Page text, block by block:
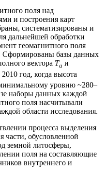
поля над
и построения карт
систематизированы и
дальнейшей обработки
геомагнитного поля
Сформированы базы данных
вектора Ta и
2010 год, когда высота
уровню ~280–
наборы данных каждой
поля насчитывали
области исследования.
процесса выделения
части, обусловленной
земной литосферы,
поля на составляющие
внутреннего и